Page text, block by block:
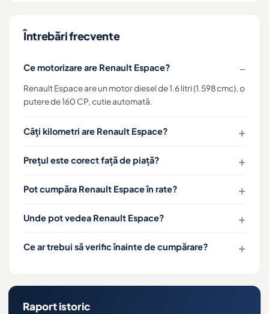
Întrebări frecvente
Ce motorizare are Renault Espace?
Renault Espace are un motor diesel de 1.6 litri (1.598 cmc), o
putere de 160 CP, cutie automată.
Câți kilometri are Renault Espace?
Prețul este corect față de piață?
Pot cumpăra Renault Espace în rate?
Unde pot vedea Renault Espace?
Ce ar trebui să verific înainte de cumpărare?
Raport istoric